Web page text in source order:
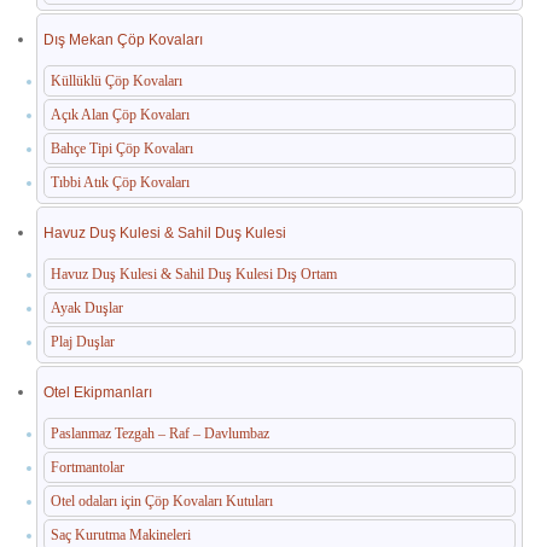
Dış Mekan Çöp Kovaları
Küllüklü Çöp Kovaları
Açık Alan Çöp Kovaları
Bahçe Tipi Çöp Kovaları
Tıbbi Atık Çöp Kovaları
Havuz Duş Kulesi & Sahil Duş Kulesi
Havuz Duş Kulesi & Sahil Duş Kulesi Dış Ortam
Ayak Duşlar
Plaj Duşlar
Otel Ekipmanları
Paslanmaz Tezgah – Raf – Davlumbaz
Fortmantolar
Otel odaları için Çöp Kovaları Kutuları
Saç Kurutma Makineleri